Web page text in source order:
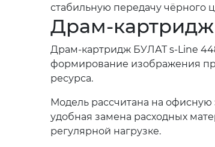
стабильную передачу чёрного
Драм-картридж
Драм-картридж БУЛАТ s-Line
формирование изображения
ресурса.
Модель рассчитана на
удобная замена расходных
регулярной нагрузке.